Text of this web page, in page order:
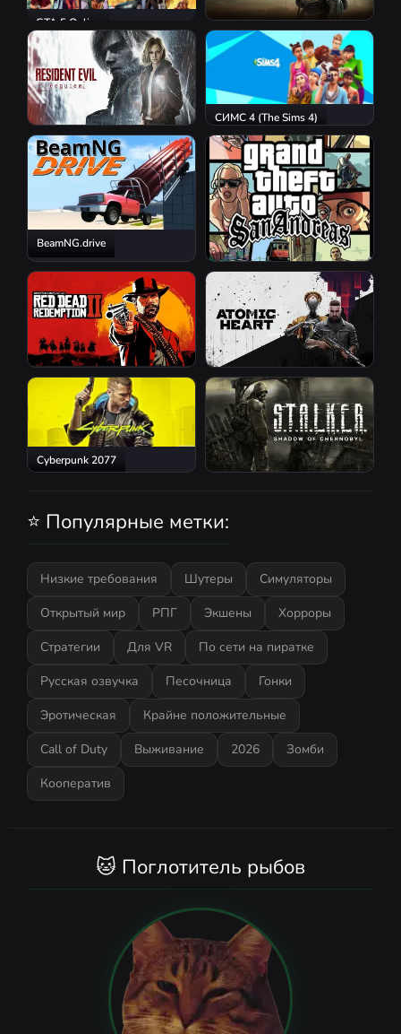
GTA 5 Online
S.T.A.L.K.E.R. 2: Heart of
Chornobyl
Resident Evil Requiem
СИМС 4 (The Sims 4)
BeamNG.drive
GTA San Andreas
Red Dead Redemption 2 Atomic Heart
Cyberpunk 2077
⭐ Популярные метки:
Низкие требования Шутеры
Симуляторы
Открытый мир
РПГ Экшены
Хорроры
Стратегии
Для VR
По сети на пиратке
Русская озвучка
Песочница
Гонки
Эротическая
Крайне положительные
Call of Duty
Выживание 2026
Зомби
Кооператив
🐱 Поглотитель рыбов